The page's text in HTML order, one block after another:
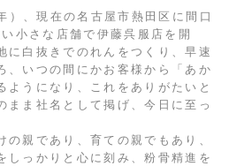
、現在の名古屋市熱田区に間口
小さな店舗で伊藤呉服店を開
に白抜きでのれんをつくり、早速
、いつの間にかお客様から「あか
ようになり、これをありがたいと
まま社名として掲げ、今日に至っ
親であり、育ての親でもあり、
しっかりと心に刻み、粉骨精進を